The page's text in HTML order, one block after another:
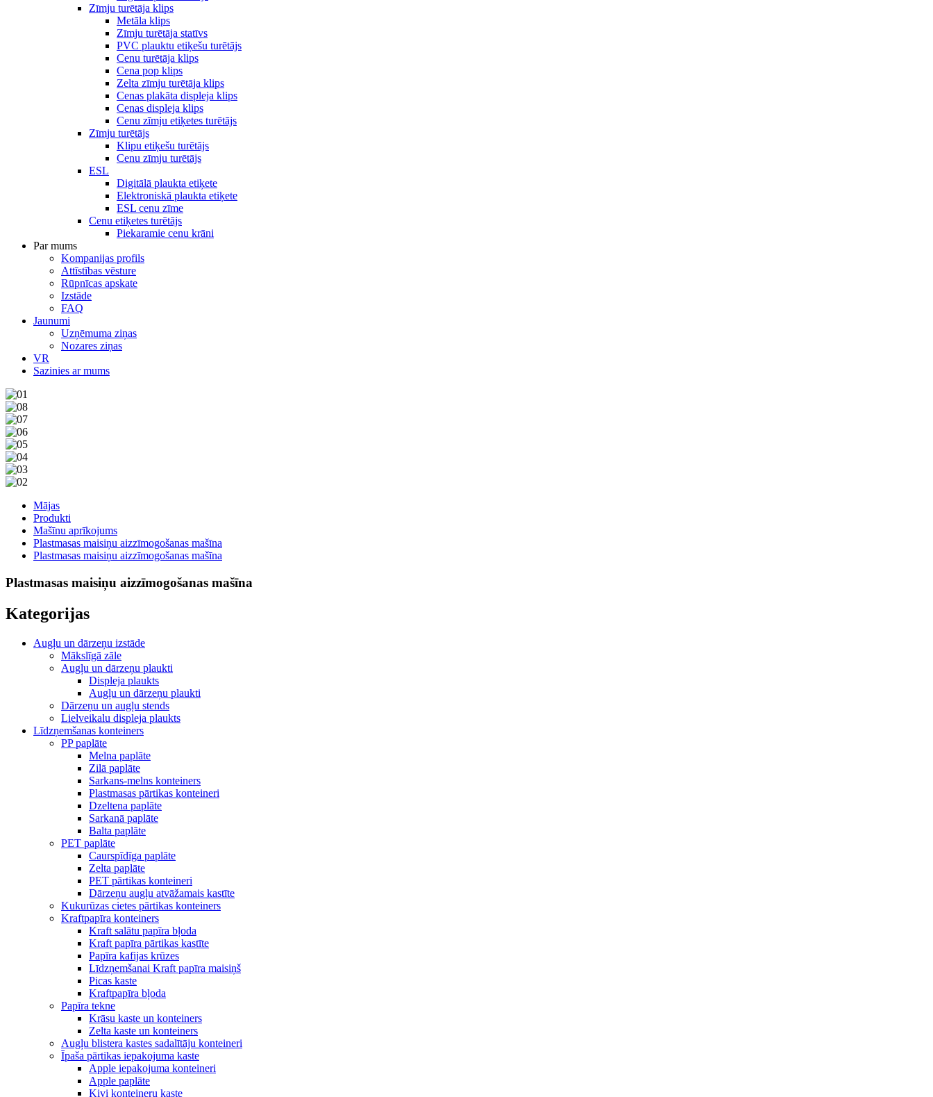
Zīmju turētāja klips
Metāla klips
Zīmju turētāja statīvs
PVC plauktu etiķešu turētājs
Cenu turētāja klips
Cena pop klips
Zelta zīmju turētāja klips
Cenas plakāta displeja klips
Cenas displeja klips
Cenu zīmju etiķetes turētājs
Zīmju turētājs
Klipu etiķešu turētājs
Cenu zīmju turētājs
ESL
Digitālā plaukta etiķete
Elektroniskā plaukta etiķete
ESL cenu zīme
Cenu etiķetes turētājs
Piekaramie cenu krāni
Par mums
Kompanijas profils
Attīstības vēsture
Rūpnīcas apskate
Izstāde
FAQ
Jaunumi
Uzņēmuma ziņas
Nozares ziņas
VR
Sazinies ar mums
Mājas
Produkti
Mašīnu aprīkojums
Plastmasas maisiņu aizzīmogošanas mašīna
Plastmasas maisiņu aizzīmogošanas mašīna
Plastmasas maisiņu aizzīmogošanas mašīna
Kategorijas
Augļu un dārzeņu izstāde
Mākslīgā zāle
Augļu un dārzeņu plaukti
Displeja plaukts
Augļu un dārzeņu plaukti
Dārzeņu un augļu stends
Lielveikalu displeja plaukts
Līdzņemšanas konteiners
PP paplāte
Melna paplāte
Zilā paplāte
Sarkans-melns konteiners
Plastmasas pārtikas konteineri
Dzeltena paplāte
Sarkanā paplāte
Balta paplāte
PET paplāte
Caurspīdīga paplāte
Zelta paplāte
PET pārtikas konteineri
Dārzeņu augļu atvāžamais kastīte
Kukurūzas cietes pārtikas konteiners
Kraftpapīra konteiners
Kraft salātu papīra bļoda
Kraft papīra pārtikas kastīte
Papīra kafijas krūzes
Līdzņemšanai Kraft papīra maisiņš
Picas kaste
Kraftpapīra bļoda
Papīra tekne
Krāsu kaste un konteiners
Zelta kaste un konteiners
Augļu blistera kastes sadalītāju konteineri
Īpaša pārtikas iepakojuma kaste
Apple iepakojuma konteineri
Apple paplāte
Kivi konteineru kaste